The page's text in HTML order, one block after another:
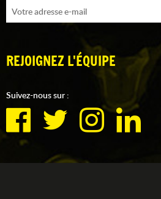
REJOIGNEZ L'ÉQUIPE
Suivez-nous sur :